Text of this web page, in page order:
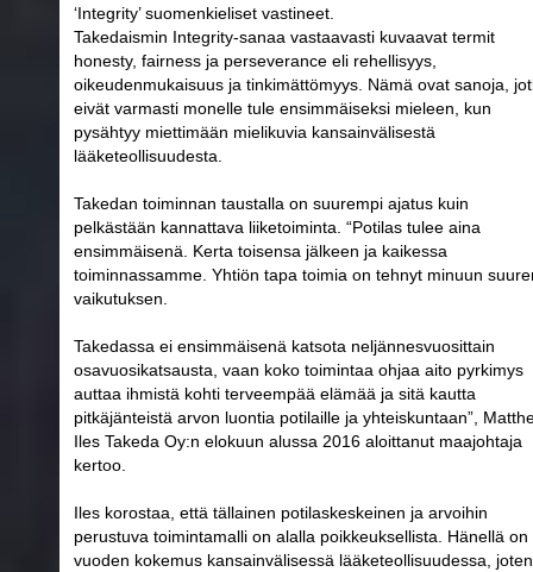
‘Integrity’ suomenkieliset vastineet.
Takedaismin Integrity-sanaa vastaavasti kuvaavat termit
honesty, fairness ja perseverance eli rehellisyys,
oikeudenmukaisuus ja tinkimättömyys. Nämä ovat sanoja,
eivät varmasti monelle tule ensimmäiseksi mieleen, kun
pysähtyy miettimään mielikuvia kansainvälisestä
lääketeollisuudesta.
Takedan toiminnan taustalla on suurempi ajatus kuin
pelkästään kannattava liiketoiminta. “Potilas tulee aina
ensimmäisenä. Kerta toisensa jälkeen ja kaikessa
toiminnassamme. Yhtiön tapa toimia on tehnyt minuun
vaikutuksen.
Takedassa ei ensimmäisenä katsota neljännesvuosittain
osavuosikatsausta, vaan koko toimintaa ohjaa aito pyrkimys
auttaa ihmistä kohti terveempää elämää ja sitä kautta
pitkäjänteistä arvon luontia potilaille ja yhteiskuntaan”,
Iles Takeda Oy:n elokuun alussa 2016 aloittanut maajohtaja
kertoo.
Iles korostaa, että tällainen potilaskeskeinen ja arvoihin
perustuva toimintamalli on alalla poikkeuksellista. Hänellä on
vuoden kokemus kansainvälisessä lääketeollisuudessa, joten